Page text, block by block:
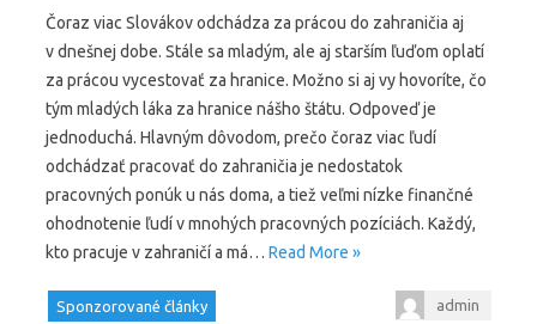
Čoraz viac Slovákov odchádza za prácou do zahraničia aj
v dnešnej dobe. Stále sa mladým, ale aj starším ľuďom oplatí
za prácou vycestovať za hranice. Možno si aj vy hovoríte, čo
tým mladých láka za hranice nášho štátu. Odpoveď je
jednoduchá. Hlavným dôvodom, prečo čoraz viac ľudí
odchádzať pracovať do zahraničia je nedostatok
pracovných ponúk u nás doma, a tiež veľmi nízke finančné
ohodnotenie ľudí v mnohých pracovných pozíciách. Každý,
kto pracuje v zahraničí a má… Read More »
Sponzorované články admin